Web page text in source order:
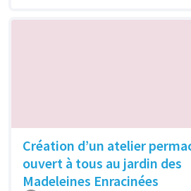
Création d’un atelier
ouvert à tous au jardin des
Madeleines Enracinées